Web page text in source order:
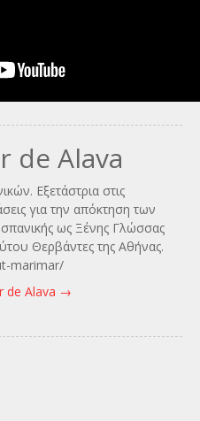
de Alava
Εξετάστρια στις
για την απόκτηση των
ως Ξένης Γλώσσας
Θερβάντες της Αθήνας.
marimar/
de Alava →